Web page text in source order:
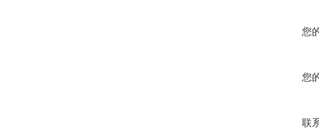
您
您
联